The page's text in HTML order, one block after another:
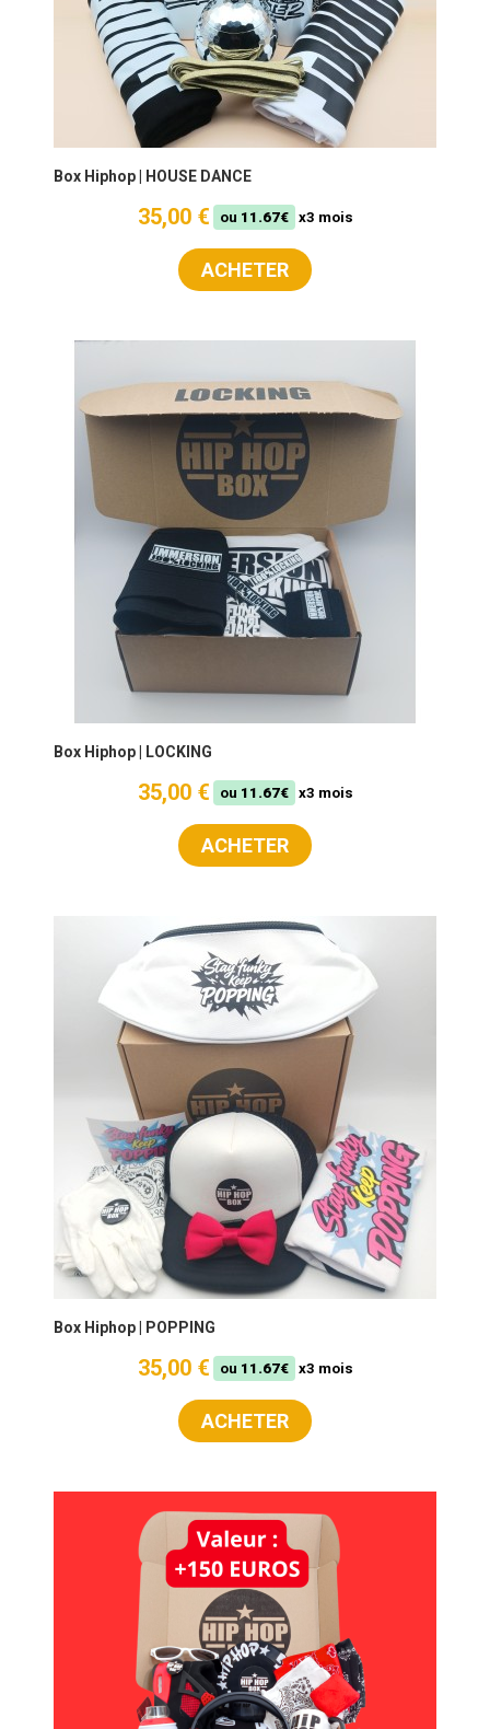
Box Hiphop | HOUSE DANCE
35,00 € ou 11.67€ x3 mois
ACHETER
Box Hiphop | LOCKING
35,00 € ou 11.67€ x3 mois
ACHETER
Box Hiphop | POPPING
35,00 € ou 11.67€ x3 mois
ACHETER